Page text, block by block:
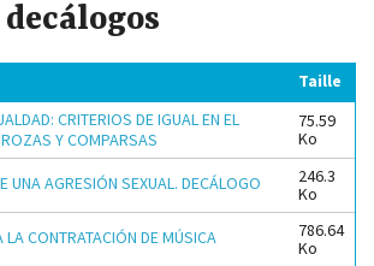
Taille
CRITERIOS DE IGUAL EN EL
Y COMPARSAS
75.59
Ko
UNA AGRESIÓN SEXUAL. DECÁLOGO
246.3
Ko
LA CONTRATACIÓN DE MÚSICA
786.64
Ko